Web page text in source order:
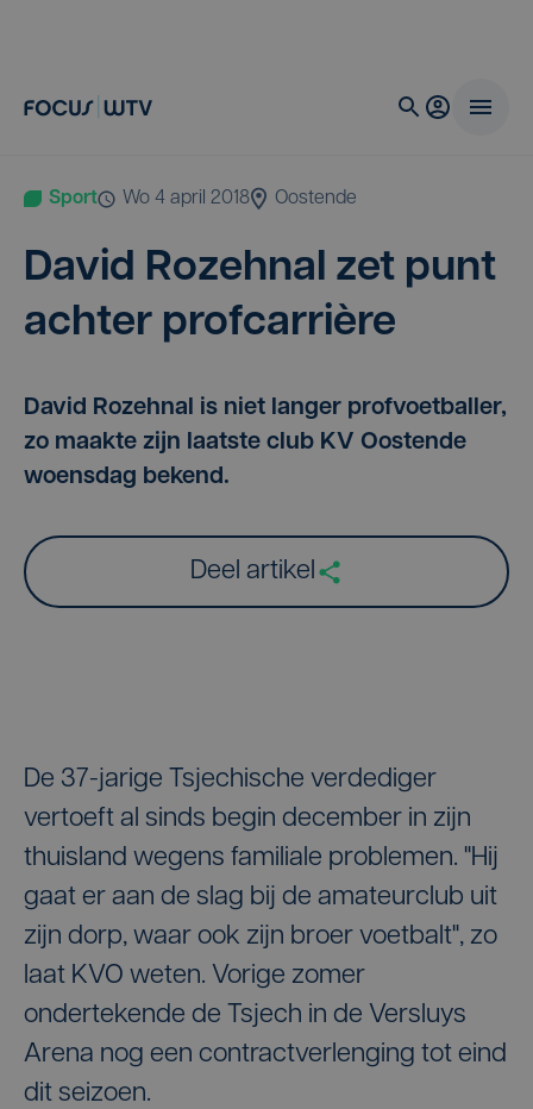
Sport wo 4 april 2018 Oostende
David Roze­hnal zet punt
ach­ter profcarrière
David Rozehnal is niet langer profvoetballer,
zo maakte zijn laatste club KV Oostende
woensdag bekend.
Deel artikel
De 37-jarige Tsjechische verdediger
vertoeft al sinds begin december in zijn
thuisland wegens familiale problemen. "Hij
gaat er aan de slag bij de amateurclub uit
zijn dorp, waar ook zijn broer voetbalt", zo
laat KVO weten. Vorige zomer
ondertekende de Tsjech in de Versluys
Arena nog een contractverlenging tot eind
dit seizoen.